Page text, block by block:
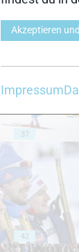
32
37
42
Akzeptieren
Impressum